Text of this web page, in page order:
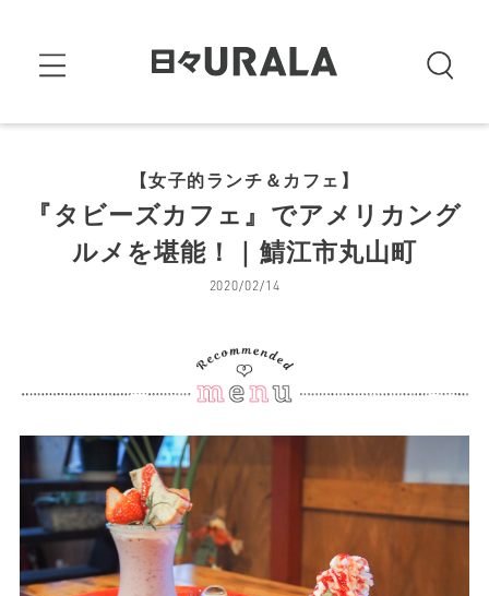
【女子的ランチ＆カフェ】
『タビーズカフェ』でアメリカング
ルメを堪能！｜鯖江市丸山町
2020/02/14